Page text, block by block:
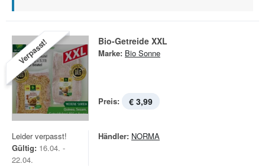
Verpasst! Bio-Getreide XXL
Marke: Bio Sonne
Preis: € 3,99
Leider verpasst!
Gültig: 16.04. -
22.04.
Händler: NORMA